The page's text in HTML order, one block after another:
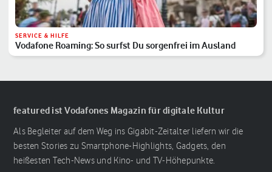
SERVICE & HILFE
Vodafone Roaming: So surfst Du sorgenfrei im Ausland
featured ist Vodafones Magazin für digitale Kultur
Als Begleiter auf dem Weg ins Gigabit-Zeitalter liefern wir die
besten Stories zu Smartphone-Highlights, Gadgets, den
heißesten Tech-News und Kino- und TV-Höhepunkte.